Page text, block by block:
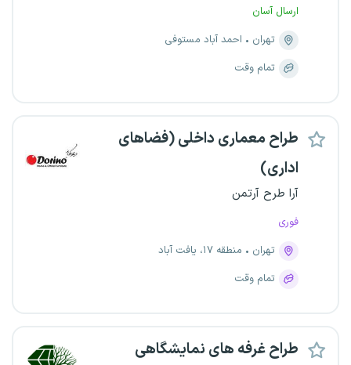
ارسال آسان
تهران
احمد آباد مستوفی
تمام وقت
طراح معماری داخلی (فضاهای
اداری)
آرا طرح آرتمن
فوری
تهران
منطقه ۱۷، یافت آباد
تمام وقت
طراح غرفه های نمایشگاهی